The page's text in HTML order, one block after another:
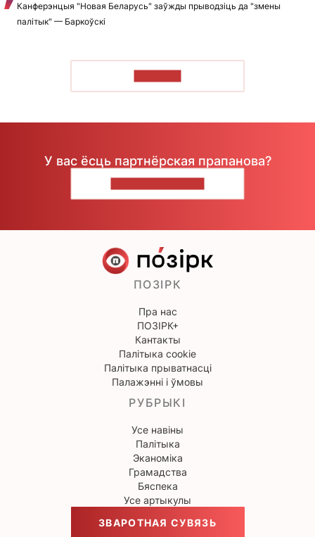
Канферэнцыя "Новая Беларусь" заўжды прыводзіць да "змены
палітык" — Баркоўскі
У вас ёсць партнёрская прапанова?
ПОЗІРК
Пра нас
ПОЗІРК+
Кантакты
Палітыка cookie
Палітыка прыватнасці
Палажэнні і ўмовы
РУБРЫКІ
Усе навіны
Палітыка
Эканоміка
Грамадства
Бяспека
Усе артыкулы
ЗВАРОТНАЯ СУВЯЗЬ